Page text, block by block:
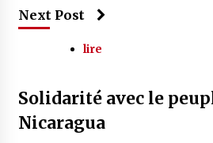
Next Post
lire
Solidarité avec le
Nicaragua